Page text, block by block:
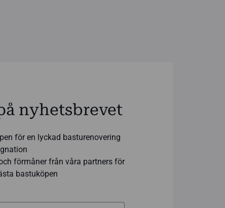
nyhetsbrevet
för en lyckad basturenovering
förmåner från våra partners för
bastuköpen